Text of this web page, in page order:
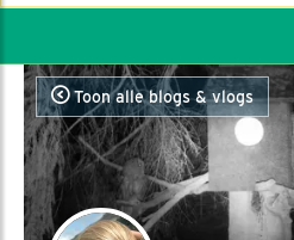
Toon alle blogs & vlogs